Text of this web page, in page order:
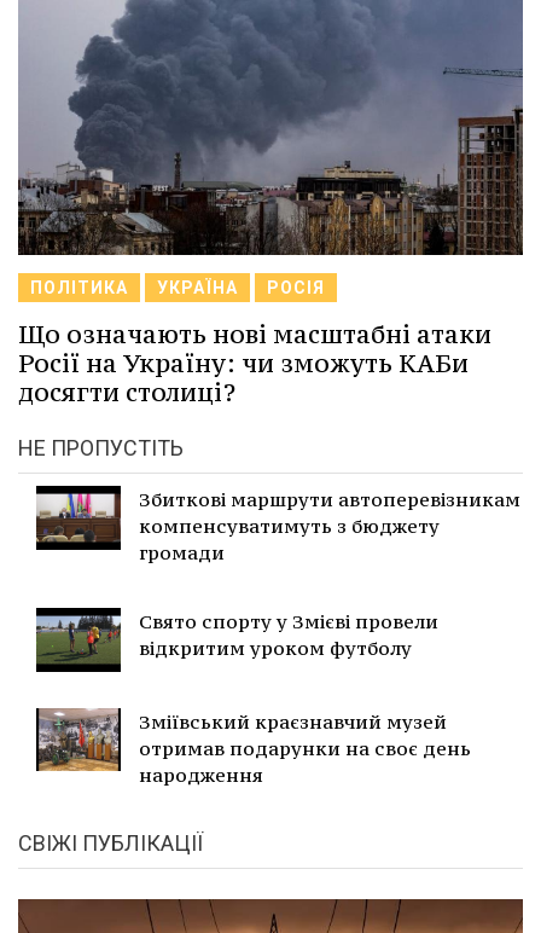
ПОЛІТИКА УКРАЇНА РОСІЯ
Що означають нові масштабні атаки
Росії на Україну: чи зможуть КАБи
досягти столиці?
НЕ ПРОПУСТІТЬ
Збиткові маршрути автоперевізникам
компенсуватимуть з бюджету
громади
Свято спорту у Змієві провели
відкритим уроком футболу
Зміївський краєзнавчий музей
отримав подарунки на своє день
народження
СВІЖІ ПУБЛІКАЦІЇ